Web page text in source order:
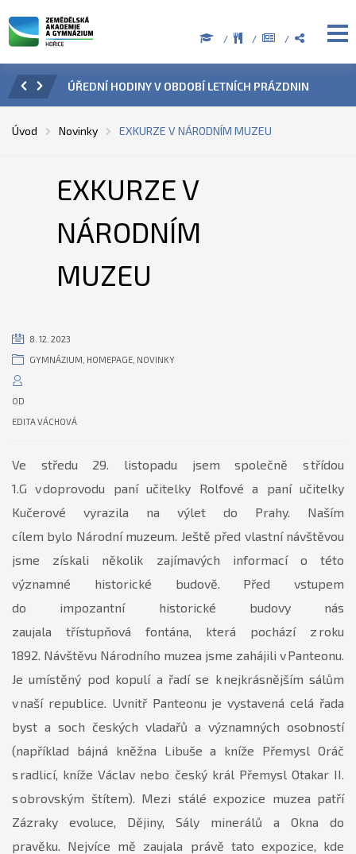
ÚŘEDNÍ HODINY V OBDOBÍ LETNÍCH PRÁZDNIN
Úvod Novinky EXKURZE V NÁRODNÍM MUZEU
EXKURZE V
NÁRODNÍM
MUZEU
8. 12. 2023
GYMNÁZIUM HOMEPAGE NOVINKY
OD
EDITA VÁCHOVÁ
Ve středu 29. listopadu jsem společně s třídou
1.G v doprovodu paní učitelky Rolfové a paní učitelky
Kučerové vyrazila na výlet do Prahy. Naším
cílem bylo Národní muzeum. Ještě před vlastní návštěvou
jsme získali několik zajímavých informací o této
významné historické budově. Před vstupem
do impozantní historické budovy nás
zaujala třístupňová fontána, která pochází z roku
1892. Návštěvu Národního muzea jsme zahájili v Panteonu.
Je umístěný pod kopulí a řadí se k nejkrásnějším sálům
v naší republice. Uvnitř Panteonu je vystavená celá řada
byst a soch českých vladařů a významných osobností
(například bájná kněžna Libuše a kníže Přemysl Oráč
s radlicí, kníže Václav nebo český král Přemysl Otakar II.
s obrovským štítem). Mezi stálé expozice muzea patří
Zázraky evoluce, Dějiny, Sály minerálů a Okna do
pravěku. Nejvíce mě zaujala právě tato expozice, kde